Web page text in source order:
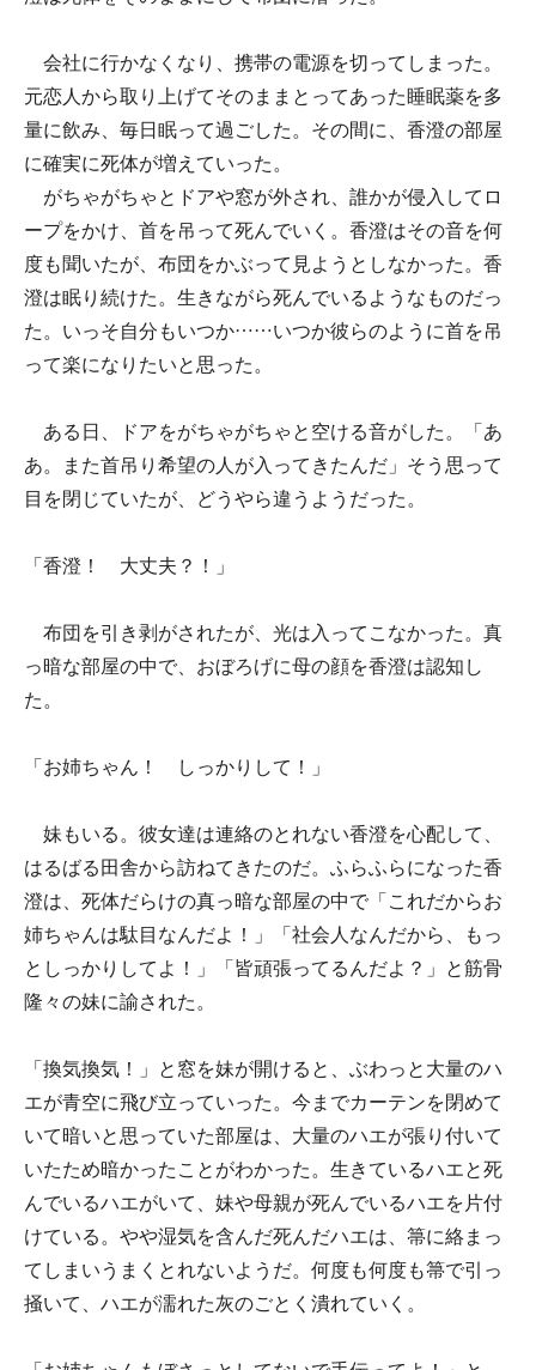
会社に行かなくなり、携帯の電源を切ってしまった。
元恋人から取り上げてそのままとってあった睡眠薬を多
量に飲み、毎日眠って過ごした。その間に、香澄の部屋
に確実に死体が増えていった。
がちゃがちゃとドアや窓が外され、誰かが侵入してロ
ープをかけ、首を吊って死んでいく。香澄はその音を何
度も聞いたが、布団をかぶって見ようとしなかった。香
澄は眠り続けた。生きながら死んでいるようなものだっ
た。いっそ自分もいつか……いつか彼らのように首を吊
って楽になりたいと思った。
ある日、ドアをがちゃがちゃと空ける音がした。「あ
あ。また首吊り希望の人が入ってきたんだ」そう思って
目を閉じていたが、どうやら違うようだった。
「香澄！ 大丈夫？！」
布団を引き剥がされたが、光は入ってこなかった。真
っ暗な部屋の中で、おぼろげに母の顔を香澄は認知し
た。
「お姉ちゃん！ しっかりして！」
妹もいる。彼女達は連絡のとれない香澄を心配して、
はるばる田舎から訪ねてきたのだ。ふらふらになった香
澄は、死体だらけの真っ暗な部屋の中で「これだからお
姉ちゃんは駄目なんだよ！」「社会人なんだから、もっ
としっかりしてよ！」「皆頑張ってるんだよ？」と筋骨
隆々の妹に諭された。
「換気換気！」と窓を妹が開けると、ぶわっと大量のハ
エが青空に飛び立っていった。今までカーテンを閉めて
いて暗いと思っていた部屋は、大量のハエが張り付いて
いたため暗かったことがわかった。生きているハエと死
んでいるハエがいて、妹や母親が死んでいるハエを片付
けている。やや湿気を含んだ死んだハエは、箒に絡まっ
てしまいうまくとれないようだ。何度も何度も箒で引っ
掻いて、ハエが濡れた灰のごとく潰れていく。